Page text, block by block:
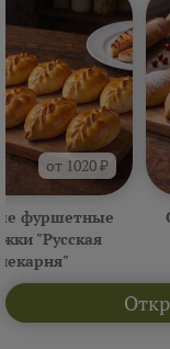
от 1020 ₽
фуршетные
"Русская